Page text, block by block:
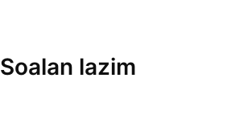
Soalan lazim